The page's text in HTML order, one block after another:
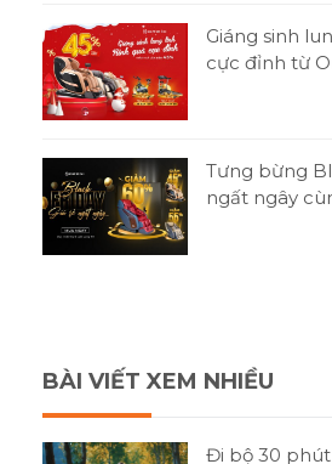
Giáng sinh
cực đỉnh từ
Tưng bừng
ngất ngây
BÀI VIẾT XEM NHIỀU
Đi bộ 30